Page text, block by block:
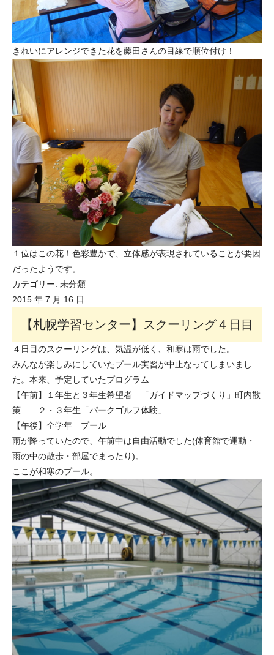
きれいにアレンジできた花を藤田さんの目線で順位付け！
１位はこの花！色彩豊かで、立体感が表現されていることが要因
だったようです。
カテゴリー: 未分類
2015 年 7 月 16 日
【札幌学習センター】スクーリング４日目
４日目のスクーリングは、気温が低く、和寒は雨でした。
みんなが楽しみにしていたプール実習が中止なってしまいまし
た。本来、予定していたプログラム
【午前】１年生と３年生希望者 「ガイドマップづくり」町内散
策 ２・３年生「パークゴルフ体験」
【午後】全学年 プール
雨が降っていたので、午前中は自由活動でした(体育館で運動・
雨の中の散歩・部屋でまったり)。
ここが和寒のプール。